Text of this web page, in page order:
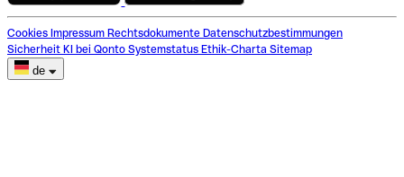
Cookies Impressum Rechtsdokumente Datenschutzbestimmungen
Sicherheit KI bei Qonto Systemstatus Ethik-Charta Sitemap
de